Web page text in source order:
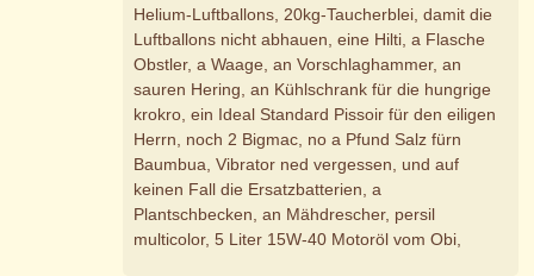
Helium-Luftballons, 20kg-Taucherblei, damit die
Luftballons nicht abhauen, eine Hilti, a Flasche
Obstler, a Waage, an Vorschlaghammer, an
sauren Hering, an Kühlschrank für die hungrige
krokro, ein Ideal Standard Pissoir für den eiligen
Herrn, noch 2 Bigmac, no a Pfund Salz fürn
Baumbua, Vibrator ned vergessen, und auf
keinen Fall die Ersatzbatterien, a
Plantschbecken, an Mähdrescher, persil
multicolor, 5 Liter 15W-40 Motoröl vom Obi,